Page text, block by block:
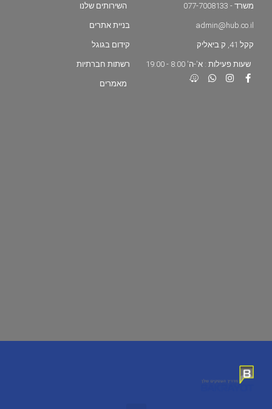
משרד - 077-7008133
admin@hub.co.il
קקל 41, ק.ביאליק
שעות פעילות : א'-ה' 8:00 - 19:00
השירותים שלנו
בניית אתרים
קידום בגוגל
רשתות חברתיות
מאמרים